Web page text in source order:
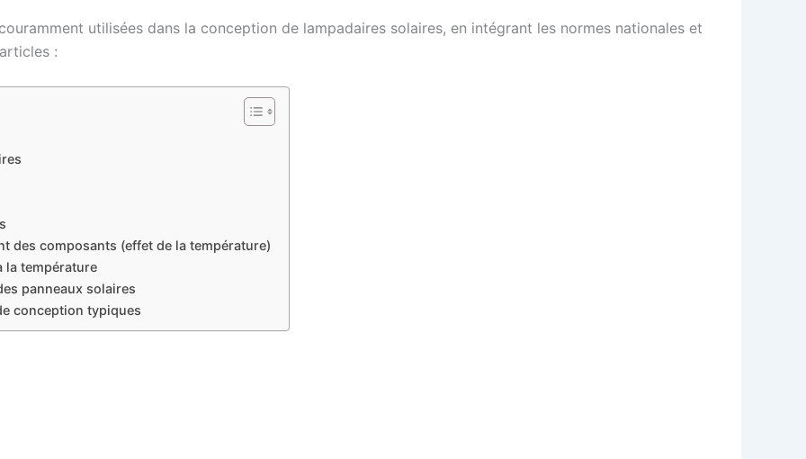
utilisées dans la conception de lampadaires solaires, en intégrant les normes nationales et
:
des composants (effet de la température)
la température
panneaux solaires
conception typiques